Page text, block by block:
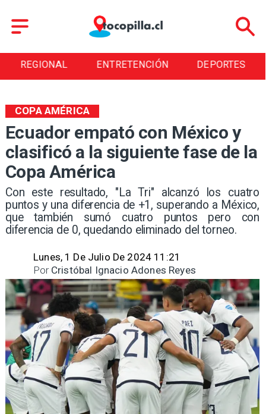
ENTRETENCIÓN DEPORTES
Ecuador empató con México y
clasificó a la siguiente fase de la
Copa América
​Con este resultado, "La Tri" alcanzó los cuatro
puntos y una diferencia de +1, superando a México,
que también sumó cuatro puntos pero con
diferencia de 0, quedando eliminado del torneo.
COPA AMÉRICA
Lunes, 1 De Julio De 2024 11:21
Cristóbal Ignacio Adones Reyes
Por